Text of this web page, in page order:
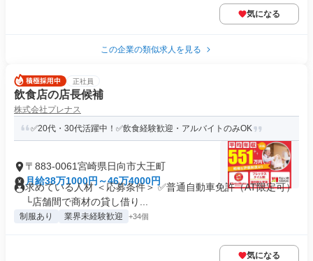
気になる
この企業の類似求人を見る
正社員
飲食店の店長候補
株式会社プレナス
✅20代・30代活躍中！✅飲食経験歓迎・アルバイトのみOK
〒883-0061宮崎県日向市大王町
月給38万1000円～46万4000円
求めている人材 ＜応募条件＞ ✅普通自動車免許（AT限定可）
└店舗間で商材の貸し借り...
制服あり 業界未経験歓迎 +34個
気になる